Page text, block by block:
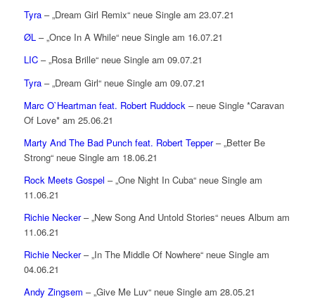
Tyra– „Dream Girl Remix“ neue Single am 23.07.21
ØL– „Once In A While“ neue Single am 16.07.21
LIC– „Rosa Brille“ neue Single am 09.07.21
Tyra– „Dream Girl“ neue Single am 09.07.21
Marc O`Heartman feat. Robert Ruddock – neue Single *Caravan
Of Love* am 25.06.21
Marty And The Bad Punch feat. Robert Tepper– „Better Be
Strong“ neue Single am 18.06.21
Rock Meets Gospel – „One Night In Cuba“ neue Single am
11.06.21
Richie Necker– „New Song And Untold Stories“ neues Album am
11.06.21
Richie Necker– „In The Middle Of Nowhere“ neue Single am
04.06.21
Andy Zingsem – „Give Me Luv“ neue Single am 28.05.21